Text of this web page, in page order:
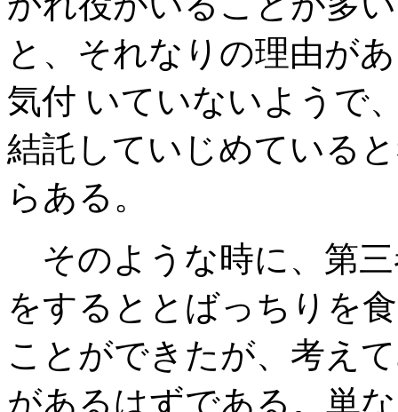
と、それなりの理由が
気付 いていないようで
結託していじめている
らある。
そのような時に、第
をするととばっちりを
ことができたが、考え
があるはずである。単